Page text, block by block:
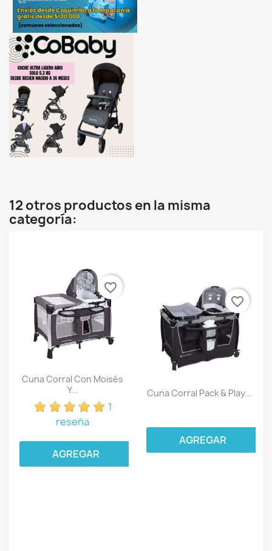
12 otros productos en la misma
categoría:
Cuna Corral Con Moisés
Y...
1
reseña
AGREGAR
favorite_border
Cuna Corral Pack & Play...
AGREGAR
favorite_border